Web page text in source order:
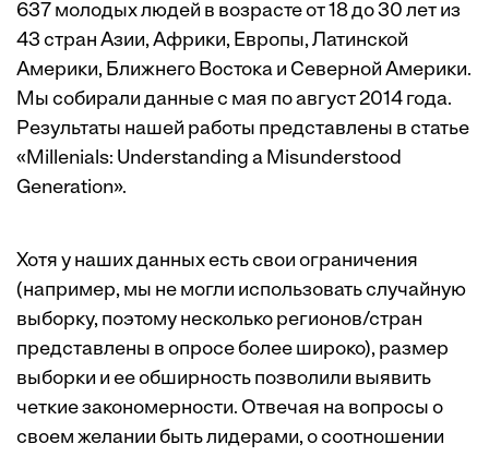
637 молодых людей в возрасте от 18 до 30 лет из
43 стран Азии, Африки, Европы, Латинской
Америки, Ближнего Востока и Северной Америки.
Мы собирали данные с мая по август 2014 года.
Результаты нашей работы представлены в статье
«Millenials: Understanding a Misunderstood
Generation».
Хотя у наших данных есть свои ограничения
(например, мы не могли использовать случайную
выборку, поэтому несколько регионов/стран
представлены в опросе более широко), размер
выборки и ее обширность позволили выявить
четкие закономерности. Отвечая на вопросы о
своем желании быть лидерами, о соотношении